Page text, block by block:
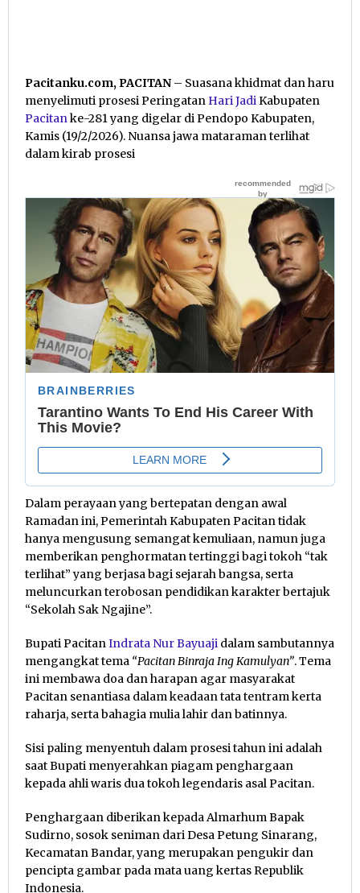
Pacitanku.com, PACITAN – Suasana khidmat dan haru
menyelimuti prosesi Peringatan Hari JadiKabupaten
Pacitanke-281 yang digelar di Pendopo Kabupaten,
Kamis (19/2/2026). Nuansa jawa mataraman terlihat
dalam kirab prosesi
Dalam perayaan yang bertepatan dengan awal
Ramadan ini, Pemerintah Kabupaten Pacitan tidak
hanya mengusung semangat kemuliaan, namun juga
memberikan penghormatan tertinggi bagi tokoh “tak
terlihat” yang berjasa bagi sejarah bangsa, serta
meluncurkan terobosan pendidikan karakter bertajuk
“Sekolah Sak Ngajine”.
Bupati PacitanIndrata Nur Bayuaji dalam sambutannya
mengangkat tema “Pacitan Binraja Ing Kamulyan”. Tema
ini membawa doa dan harapan agar masyarakat
Pacitan senantiasa dalam keadaan tata tentram kerta
raharja, serta bahagia mulia lahir dan batinnya.
Sisi paling menyentuh dalam prosesi tahun ini adalah
saat Bupati menyerahkan piagam penghargaan
kepada ahli waris dua tokoh legendaris asal Pacitan.
Penghargaan diberikan kepada Almarhum Bapak
Sudirno, sosok seniman dari Desa Petung Sinarang,
Kecamatan Bandar, yang merupakan pengukir dan
pencipta gambar pada mata uang kertas Republik
Indonesia.